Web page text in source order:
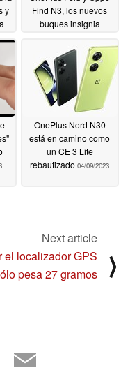
y
Find N3, los nuevos
buques insignia
OnePlus Nord N30
está en camino como
un CE 3 Lite
rebautizado 04/09/2023
Next article
el localizador GPS
pesa 27 gramos
⟩